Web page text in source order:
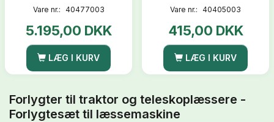
Vare nr.: 40477003
5.195,00 DKK
LÆG I KURV
Vare nr.: 40405003
415,00 DKK
LÆG I KURV
Forlygter til traktor og teleskoplæssere -
Forlygtesæt til læssemaskine